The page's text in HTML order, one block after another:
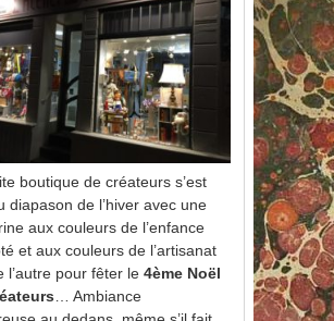
boutique de créateurs s’est
diapason de l’hiver avec une
aux couleurs de l’enfance
et aux couleurs de l’artisanat
l’autre pour fêter le4ème Noël
… Ambiance